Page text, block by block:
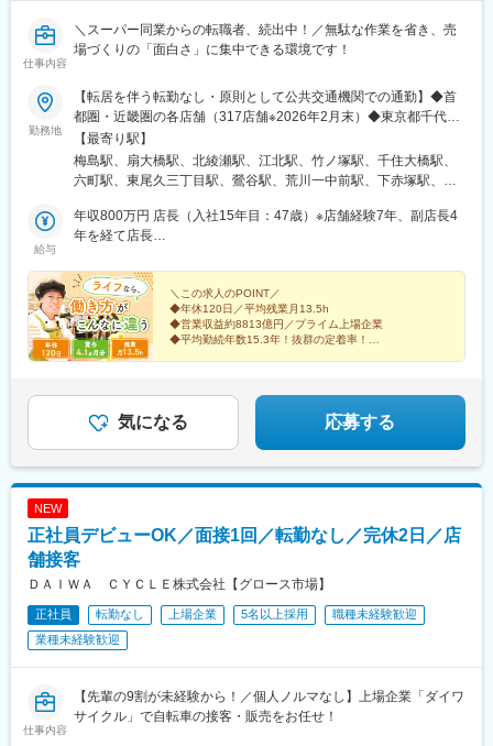
駅、新綱島駅、桜木町駅、京急鶴見駅、登戸駅、高津駅(神奈川
県)、新丸子駅、東神奈川駅、日ノ出町駅、高島町駅、西横浜駅、
子安駅、蒔田駅、弘明寺駅(横浜市営)、金沢八景駅(京急線)、鹿島
都)、小伝馬町駅、水道橋駅、新日本橋駅、宝町駅(東京都)、新富
町駅(東京都)、越中島駅、八丁堀駅(東京都)、溜池山王駅、六本木
一丁目駅、東京テレポート駅、東長崎駅、早稲田駅(東京メトロ)、
本駒込駅、北参道駅、泉岳寺駅、曳舟駅、銀座一丁目駅、新宿西
口駅、池ノ上駅、大塚駅(東京都)、京成関屋駅、西ケ原駅、霞ケ関
イト駅、大森海岸駅、洗足駅、虎ノ門駅、荒川一中前駅、四谷三
丁目駅、長原駅(東京都)、神奈川新町駅、反町駅、国道駅、向河原
(東京都)、牛込柳町駅、新宿駅、曙橋駅
勢佐木長者町駅、平沼橋駅、新高島駅、元町・中華街駅、馬車道
駅、日本大通り駅、神奈川駅、大口駅、白楽駅、花月総持寺駅、
駅、新羽駅、センター北駅、センター南駅、中川駅(神奈川県)、市
が尾駅、藤が丘駅(神奈川県)、恩田駅、十日市場駅(神奈川県)、中
山駅(神奈川県)、鶴ケ峰駅、瀬谷駅、三ツ境駅、桜ケ丘駅、星川
駅、保土ケ谷駅、天王町駅、西谷駅、上星川駅、南太田駅、井土
ケ谷駅、弘明寺駅(京急線)、屏風浦駅、磯子駅、洋光台駅、杉田駅
(神奈川県)、京急富岡駅、金沢文庫駅、六浦駅、港南台駅、上永谷
駅、港南中央駅、下永谷駅、本郷台駅、大船駅、東戸塚駅、緑園
都市駅、立場駅、中田駅(神奈川県)、弥生台駅、小島新田駅、川崎
駅、八丁畷駅、新川崎駅、元住吉駅、武蔵溝ノ口駅、宿河原駅、
駅、参宮橋駅、竹ノ塚駅、桜新町駅、目白駅、青砥駅、護国寺
駅、向原駅(東京都)、東京駅、大手町駅(東京都)、神田駅(東京
都)、末広町駅(東京都)、岩本町駅、半蔵門駅、永田町駅、飯田橋
駅、京橋駅(東京都)、三越前駅、月島駅、茅場町駅、三田駅(東京
都)、田町駅(東京都)、赤坂駅(東京都)、六本木駅、広尾駅、赤羽橋
公園駅、落合南長崎駅、若松河田駅、新宿御苑前駅、牛込神楽坂
駅、西早稲田駅、本郷三丁目駅、東大前駅、千駄木駅、湯島駅、
白山駅(東京都)、春日駅(東京都)、千駄ケ谷駅、渋谷駅、吉祥寺
駅、大崎広小路駅、代官山駅、高輪ゲートウェイ駅、とうきょう
スカイツリー駅、銀座駅、祐天寺駅、新宿駅(東京メトロ)、九品仏
都)、金町駅(東京都)、住吉駅(東京都)、巣鴨駅、赤土小学校前駅、
千歳烏山駅、府中本町駅、秋津駅、馬喰横山駅、新橋駅、桜田門
駅、下板橋駅、大師前駅、外苑前駅、人形町駅、地下鉄成増駅、
築地市場駅、西小山駅、淡路町駅、西新宿駅、神楽坂駅、国際展
示場駅、和泉多摩川駅、鶯谷駅、平和島駅、大岡山駅、御成門
駅、三ノ輪橋駅、泉体育館駅、富士見ケ丘駅、国立競技場駅、八
幡山駅、荏原町駅、京成上野駅、五反野駅、西太子堂駅、和田塚
子安駅、蒔田駅、弘明寺駅(横浜市営)、金沢八景駅(京急線)、鹿島
田駅、緑町駅、南新宿駅、東池袋駅、二重橋前駅、小川町駅(東京
仕事内容
＼スーパー同業からの転職者、続出中！／無駄な作業を省き、売
場づくりの「面白さ」に集中できる環境です！
勤務地
【転居を伴う転勤なし・原則として公共交通機関での通勤】◆首
都圏・近畿圏の各店舗（317店舗※2026年2月末）◆東京都千代田
区／荒川区／台東区／文京区／北区／足立区／葛飾区／墨田区／
江戸川区／江東区／品川区／大田区／渋谷区／目黒区／世田谷区
／新宿区／中野区／杉並区／豊島区／板橋区／練馬区／港区／中
吉川市／越谷市／蕨市／新座市／所沢市◆神奈川県川崎市／横浜
市／鎌倉市／相模原市／藤沢市◆千葉県千葉市／松戸市／市川市
市／吹田市／摂津市／高石市／高槻市／豊中市／富田林市／寝屋
川市／羽曳野市／東大阪市／枚方市／松原市／箕面市／守口市／
八尾市◆京都府右京区／上京区／北区／左京区／下京区／中京区
／伏見区／城陽市／八幡市◆兵庫県尼崎市／神崎郡／中央区／長
田区／東灘区／西宮市／須磨区／宝塚市／芦屋市◆奈良県御所市
則、自宅から通える範囲の店舗へ配属・異動となります。※受動喫
煙対策あり
【最寄り駅】
梅島駅、扇大橋駅、北綾瀬駅、江北駅、竹ノ塚駅、千住大橋駅、
六町駅、東尾久三丁目駅、鶯谷駅、荒川一中前駅、下赤塚駅、新
新小岩駅、瑞江駅、鵜の木駅、大森町駅、大鳥居駅、長原駅(東京
都)、京急蒲田駅、蓮沼駅、馬込駅、京成立石駅、京成小岩駅、お
駅、国際展示場駅、東大島駅、住吉駅(東京都)、大崎駅、戸越銀座
駅、五反田駅、武蔵小山駅、恵比寿駅、笹塚駅、渋谷駅、幡ケ谷
駅、牛込柳町駅、四ツ谷駅、新宿三丁目駅、若松河田駅、西荻窪
駅、押上駅、菊川駅(東京都)、錦糸町駅、東向島駅、桜新町駅、経
堂駅、千歳烏山駅、下北沢駅、浅草駅(ＴＸ)、新御徒町駅、上野広
駅、千川駅、沼袋駅、中野駅(東京都)、中野坂上駅、東中野駅、中
野富士見町駅、大泉学園駅、練馬駅、石神井公園駅、上石神井
希望ケ丘駅、大口駅、大倉山駅(神奈川県)、大船駅、国道駅、鶴見
駅、戸塚駅、蒔田駅、相模原駅、南橋本駅、東林間駅、相模大野
駅、湘南町屋駅、さいたま新都心駅、指扇駅、北越谷駅、所沢
佐倉駅、新検見川駅、北国分駅、豊中駅、塚本駅、岡町駅、甲子
園口駅、桃山台駅、北野田駅、高石駅、初芝駅、武庫川駅、だい
宮山上駅、福崎駅、越部駅、平野駅(地下鉄)、今里駅(地下鉄)、東
部市場前駅、近鉄八尾駅、西院駅(京福線)、和泉大宮駅、河内永和
給与
年収800万円 店長（入社15年目：47歳）※店舗経験7年、副店長4
年を経て店長
本社勤務
＼この求人のPOINT／
◆年休120日／平均残業月13.5h
◆営業収益約8813億円／プライム上場企業
◆平均勤続年数15.3年！抜群の定着率！
◆女性リーダーも活躍中！
気になる 応募する
NEW
正社員デビューOK／面接1回／転勤なし／完休2日／店
舗接客
ＤＡＩＷＡ ＣＹＣＬＥ株式会社【グロース市場】
正社員 転勤なし 上場企業 5名以上採用
職種未経験歓迎
業種未経験歓迎
仕事内容
【先輩の9割が未経験から！／個人ノルマなし】上場企業「ダイワ
サイクル」で自転車の接客・販売をお任せ！